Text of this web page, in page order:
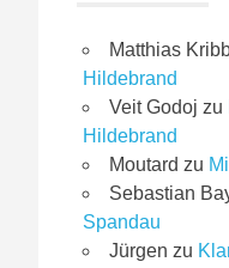
Matthias
Hildebrand
Veit Godoj zu
Hildebrand
Moutard zu
Sebastian
Spandau
Jürgen zu